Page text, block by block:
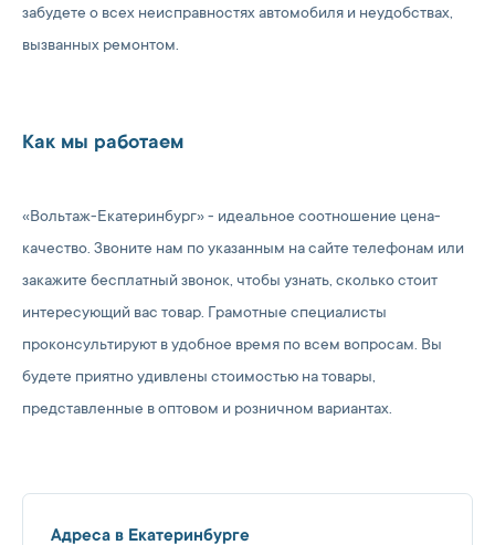
забудете о всех неисправностях автомобиля и неудобствах,
вызванных ремонтом.
Как мы работаем
«Вольтаж-Екатеринбург» - идеальное соотношение цена-
качество. Звоните нам по указанным на сайте телефонам или
закажите бесплатный звонок, чтобы узнать, сколько стоит
интересующий вас товар. Грамотные специалисты
проконсультируют в удобное время по всем вопросам. Вы
будете приятно удивлены стоимостью на товары,
представленные в оптовом и розничном вариантах.
Адреса в Екатеринбурге